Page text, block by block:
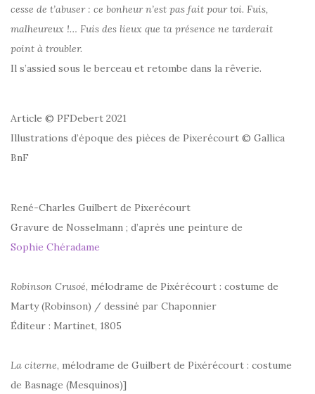
cesse de t’abuser : ce bonheur n’est pas fait pour toi. Fuis,
malheureux !… Fuis des lieux que ta présence ne tarderait
point à troubler.
Il s’assied sous le berceau et retombe dans la rêverie.
Article © PFDebert 2021
Illustrations d’époque des pièces de Pixerécourt © Gallica
BnF
René-Charles Guilbert de Pixerécourt
Gravure de Nosselmann ; d’après une peinture de
Sophie Chéradame
Robinson Crusoé, mélodrame de Pixérécourt : costume de
Marty (Robinson) / dessiné par Chaponnier
Éditeur : Martinet, 1805
La citerne, mélodrame de Guilbert de Pixérécourt : costume
de Basnage (Mesquinos)]